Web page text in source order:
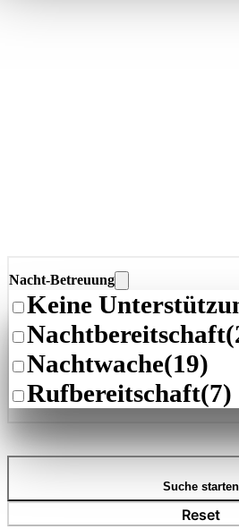
Nacht-Betreuung
Keine
Nachtbereitschaft
Nachtwache(19)
Rufbereitschaft(7)
Suche starten
Reset